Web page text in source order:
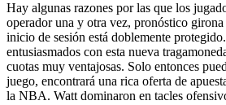
Hay algunas razones por las que los
operador una y otra vez, pronóstico
inicio de sesión está doblemente
entusiasmados con esta nueva
cuotas muy ventajosas. Solo entonces
juego, encontrará una rica oferta de
la NBA. Watt dominaron en tacles